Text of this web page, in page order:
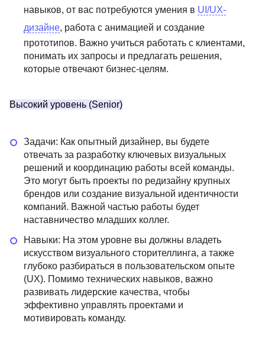
навыков, от вас потребуются умения в UI/UX-
дизайне, работа с анимацией и создание
прототипов. Важно учиться работать с клиентами,
понимать их запросы и предлагать решения,
которые отвечают бизнес-целям.
Высокий уровень (Senior)
Задачи: Как опытный дизайнер, вы будете
отвечать за разработку ключевых визуальных
решений и координацию работы всей команды.
Это могут быть проекты по редизайну крупных
брендов или создание визуальной идентичности
компаний. Важной частью работы будет
наставничество младших коллег.
Навыки: На этом уровне вы должны владеть
искусством визуального сторителлинга, а также
глубоко разбираться в пользовательском опыте
(UX). Помимо технических навыков, важно
развивать лидерские качества, чтобы
эффективно управлять проектами и
мотивировать команду.